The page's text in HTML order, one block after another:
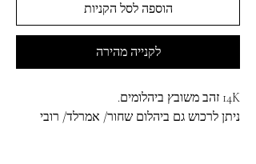
הוספה לסל הקניות
לקנייה מהירה
14K זהב משובץ ביהלומים.
ניתן לרכוש גם ביהלום שחור/ אמרלד/ רובי